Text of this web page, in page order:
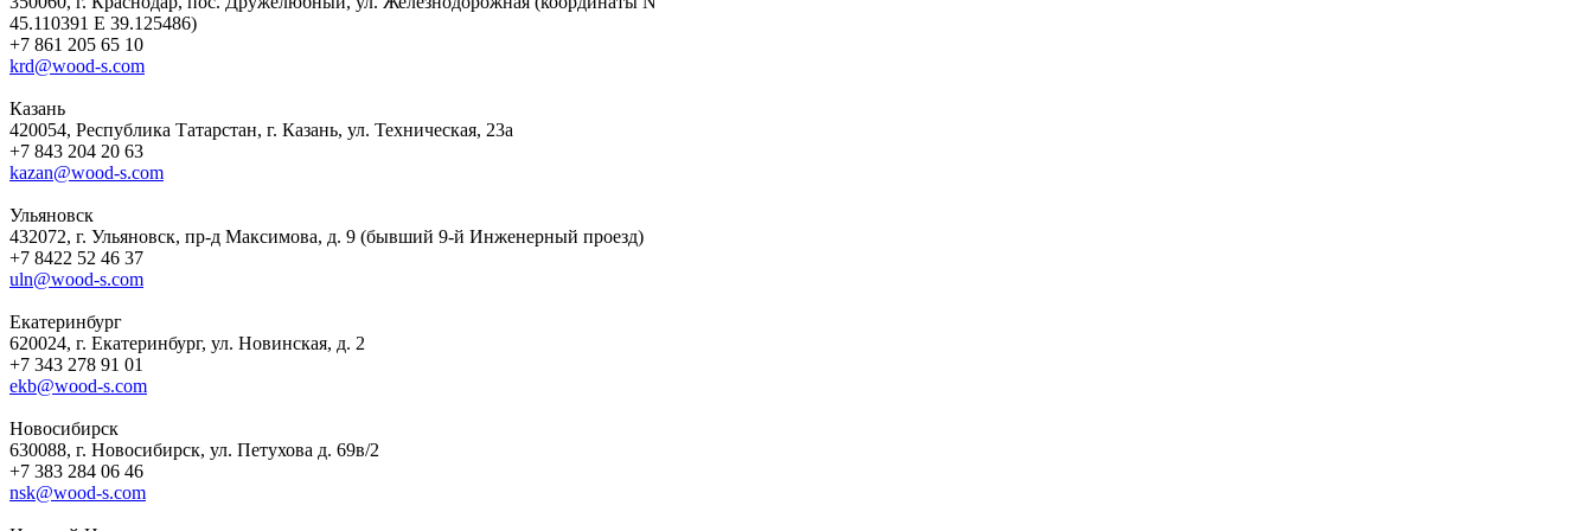
45.110391 E 39.125486)
+7 861 205 65 10
krd@wood-s.com
Казань
420054, Республика Татарстан, г. Казань, ул. Техническая, 23а
+7 843 204 20 63
kazan@wood-s.com
Ульяновск
432072, г. Ульяновск, пр-д Максимова, д. 9 (бывший 9-й Инженерный проезд)
+7 8422 52 46 37
uln@wood-s.com
Екатеринбург
620024, г. Екатеринбург, ул. Новинская, д. 2
+7 343 278 91 01
ekb@wood-s.com
Новосибирск
630088, г. Новосибирск, ул. Петухова д. 69в/2
+7 383 284 06 46
nsk@wood-s.com